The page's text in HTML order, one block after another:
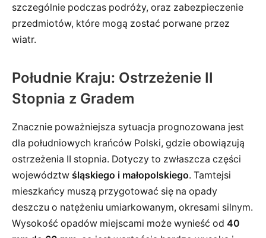
szczególnie podczas podróży, oraz zabezpieczenie
przedmiotów, które mogą zostać porwane przez
wiatr.
Południe Kraju: Ostrzeżenie II
Stopnia z Gradem
Znacznie poważniejsza sytuacja prognozowana jest
dla południowych krańców Polski, gdzie obowiązują
ostrzeżenia II stopnia. Dotyczy to zwłaszcza części
województw śląskiego i małopolskiego. Tamtejsi
mieszkańcy muszą przygotować się na opady
deszczu o natężeniu umiarkowanym, okresami silnym.
Wysokość opadów miejscami może wynieść od 40